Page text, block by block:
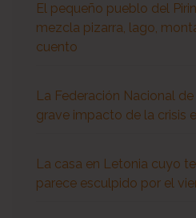
El pequeño pueblo del
mezcla pizarra, lago,
cuento
La Federación Nacional
grave impacto de la crisis
La casa en Letonia cuyo
parece esculpido por el